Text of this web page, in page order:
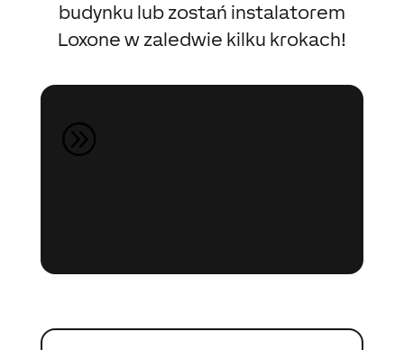
budynku lub zostań instalatorem
Loxone w zaledwie kilku krokach!